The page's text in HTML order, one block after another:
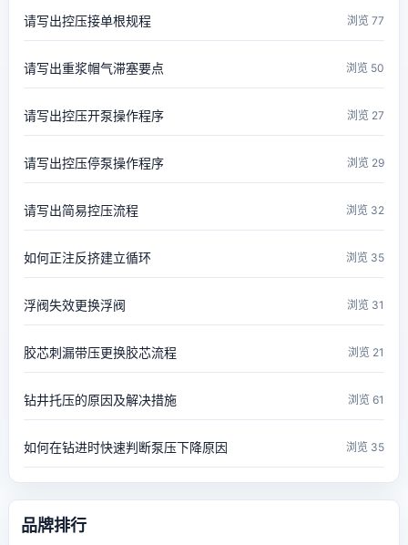
请写出控压接单根规程 浏览 77
请写出重浆帽气滞塞要点 浏览 50
请写出控压开泵操作程序 浏览 27
请写出控压停泵操作程序 浏览 29
请写出简易控压流程 浏览 32
如何正注反挤建立循环 浏览 35
浮阀失效更换浮阀 浏览 31
胶芯刺漏带压更换胶芯流程 浏览 21
钻井托压的原因及解决措施 浏览 61
如何在钻进时快速判断泵压下降原因 浏览 35
品牌排行